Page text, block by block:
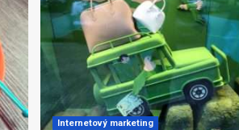
Internetový marketing